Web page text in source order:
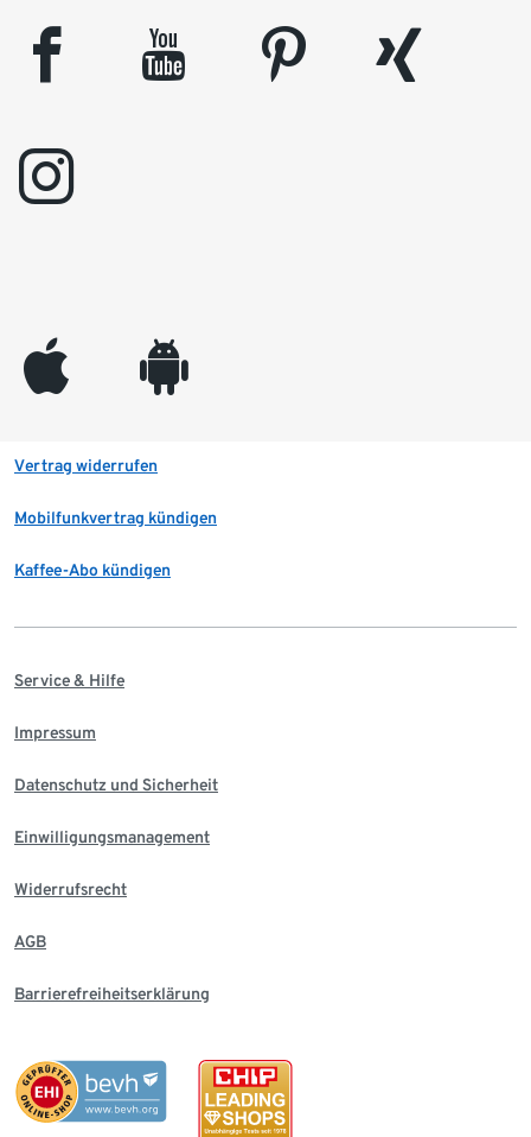
facebook youtube pinterest
xing
instagram
appleinc android
Vertrag widerrufen
Mobilfunkvertrag kündigen
Kaffee-Abo kündigen
Service & Hilfe
Impressum
Datenschutz und Sicherheit
Einwilligungsmanagement
Widerrufsrecht
AGB
Barrierefreiheitserklärung